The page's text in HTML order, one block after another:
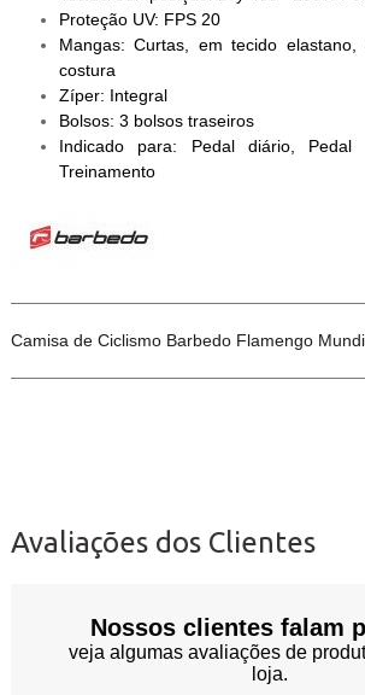
Proteção UV: FPS 20
Mangas: Curtas, em tecido
costura
Zíper: Integral
Bolsos: 3 bolsos traseiros
Indicado para: Pedal diário, Pedal
Treinamento
Camisa de Ciclismo Barbedo Flamengo
Avaliações dos Clientes
Nossos clientes falam
veja algumas avaliações de
loja.